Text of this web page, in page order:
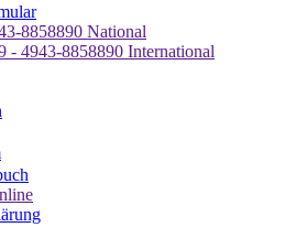
8858890 National
- 4943-8858890 International